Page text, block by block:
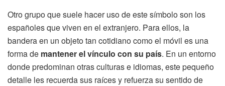
Otro grupo que suele hacer uso de este símbolo son los
españoles que viven en el extranjero. Para ellos, la
bandera en un objeto tan cotidiano como el móvil es una
forma de mantener el vínculo con su país. En un entorno
donde predominan otras culturas e idiomas, este pequeño
detalle les recuerda sus raíces y refuerza su sentido de